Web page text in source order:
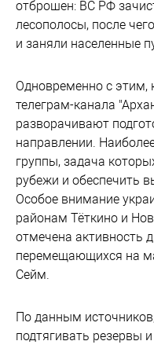
отброшен: ВС РФ
лесополосы, после
и заняли населенные
Одновременно с этим,
телеграм-канала
разворачивают
направлении.
группы, задача
рубежи и обеспечить
Особое внимание
районам Тёткино и
отмечена активность
перемещающихся на
Сейм.
По данным
подтягивать резервы